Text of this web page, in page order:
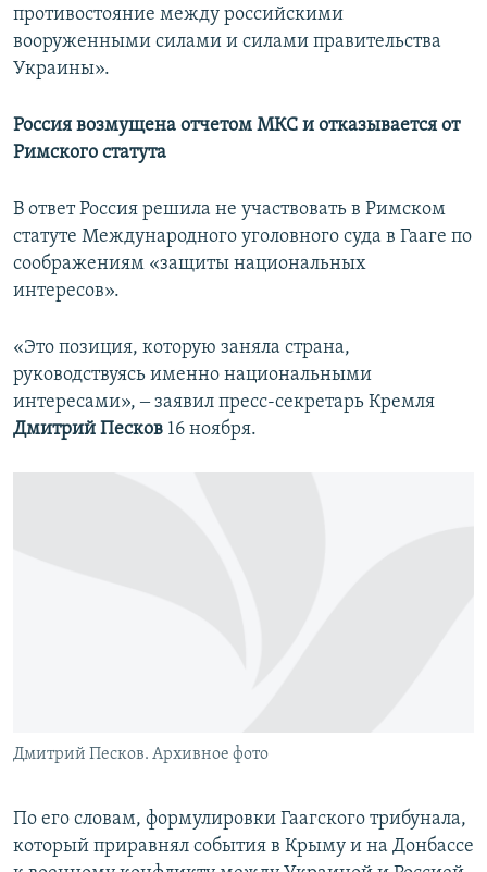
противостояние между российскими
вооруженными силами и силами правительства
Украины».
Россия возмущена отчетом МКС и отказывается от
Римского статута
В ответ Россия решила не участвовать в Римском
статуте Международного уголовного суда в Гааге по
соображениям «защиты национальных
интересов».
«Это позиция, которую заняла страна,
руководствуясь именно национальными
интересами», ‒ заявил пресс-секретарь Кремля
Дмитрий Песков 16 ноября.
Дмитрий Песков. Архивное фото
По его словам, формулировки Гаагского трибунала,
который приравнял события в Крыму и на Донбассе